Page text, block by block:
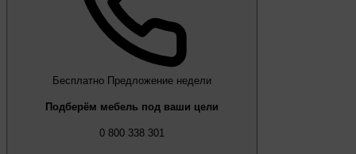
Бесплатно Предложение недели
Подберём мебель под ваши цели
0 800 338 301